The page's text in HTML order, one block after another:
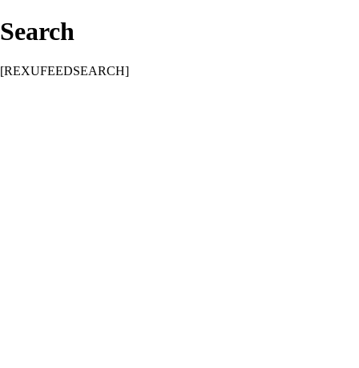
Search
[REXUFEEDSEARCH]